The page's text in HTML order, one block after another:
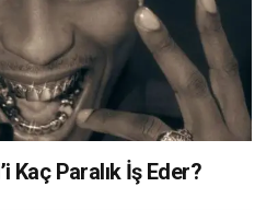
Kaç Paralık İş Eder?